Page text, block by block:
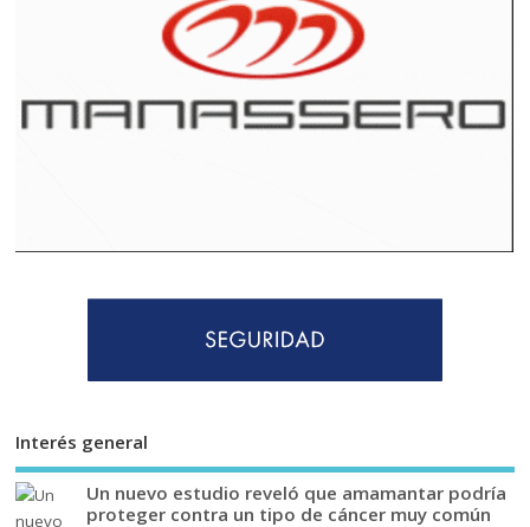
Interés general
Un nuevo estudio reveló que amamantar podría
proteger contra un tipo de cáncer muy común